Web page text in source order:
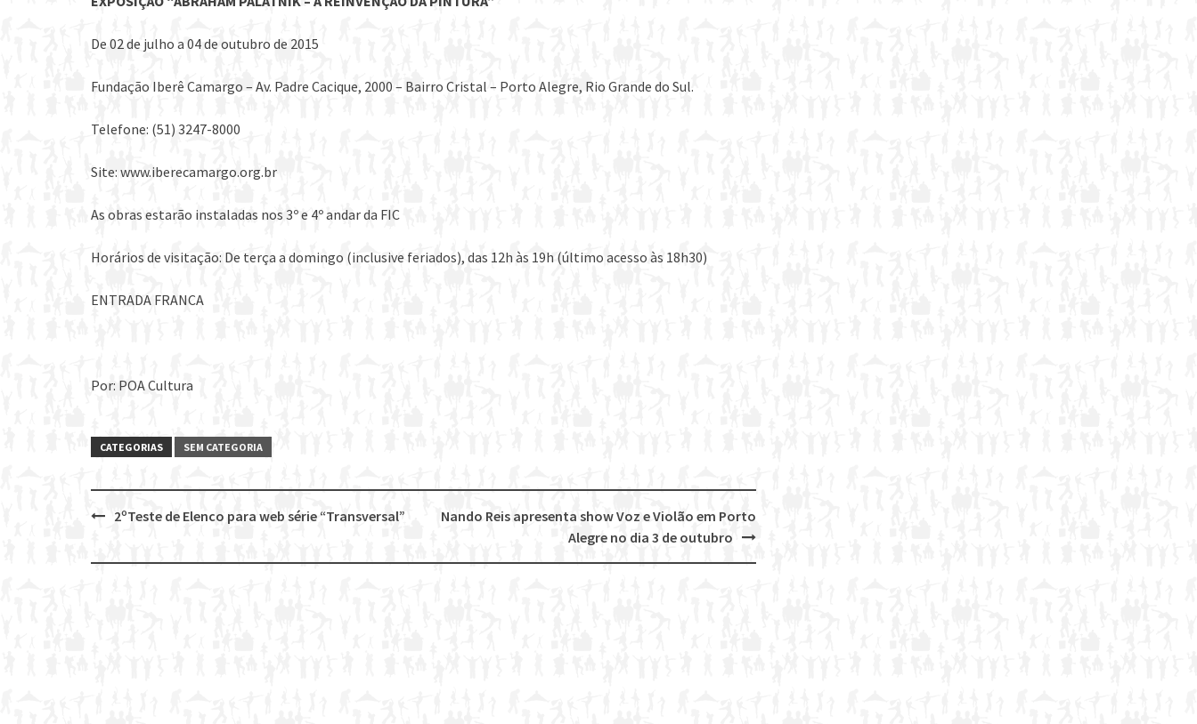
De 02 de julho a 04 de outubro de 2015
Fundação Iberê Camargo – Av. Padre Cacique, 2000 – Bairro Cristal – Porto Alegre, Rio Grande do Sul.
Telefone: (51) 3247-8000
Site: www.iberecamargo.org.br
As obras estarão instaladas nos 3º e 4º andar da FIC
Horários de visitação: De terça a domingo (inclusive feriados), das 12h às 19h (último acesso às 18h30)
ENTRADA FRANCA
Por: POA Cultura
CATEGORIAS SEM CATEGORIA
navigation
Nando Reis apresenta show Voz e Violão em Porto
Alegre no dia 3 de outubro
2ºTeste de Elenco para web série “Transversal”